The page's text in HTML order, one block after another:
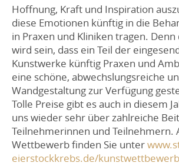
Hoffnung, Kraft und Inspiration
diese Emotionen künftig in die
in Praxen und Kliniken tragen. Denn
wird sein, dass ein Teil der
Kunstwerke künftig Praxen und
eine schöne, abwechslungsreiche
Wandgestaltung zur Verfügung
Tolle Preise gibt es auch in diesem
uns wieder sehr über zahlreiche
Teilnehmerinnen und Teilnehmern.
Wettbewerb finden Sie unter
eierstockkrebs.de/